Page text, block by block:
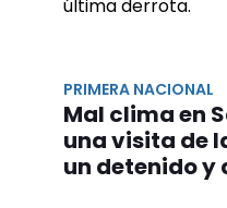
PRIMERA NACIONAL
Mal clima en
una visita de
un detenido y